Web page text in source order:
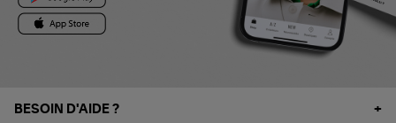
BESOIN D'AIDE ?